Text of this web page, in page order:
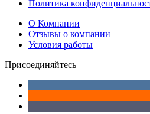
Политика
О Компании
Отзывы о компании
Условия работы
Присоединяйтесь